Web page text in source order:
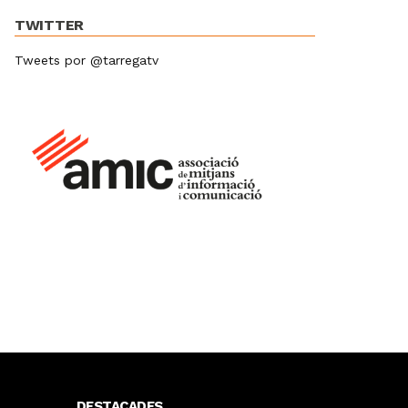
TWITTER
Tweets por @tarregatv